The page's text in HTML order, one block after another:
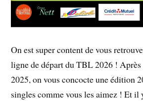
On est super content de vous
ligne de départ du TBL 2026 !
2025, on vous concocte une édition
singles comme vous les aimez ! Et il